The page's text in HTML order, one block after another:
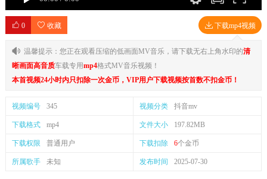
0 收藏 下载mp4视频
温馨提示：您正在观看压缩的低画面MV音乐，请下载无右上角水印的清
晰画面高音质车载专用mp4格式MV音乐视频！
本首视频24小时内只扣除一次金币，VIP用户下载视频按首数不扣金币！
视频编号 345 视频分类 抖音mv
下载格式 mp4 文件大小 197.82MB
下载权限 普通用户 下载扣除 6个金币
所属歌手 未知 发布时间 2025-07-30